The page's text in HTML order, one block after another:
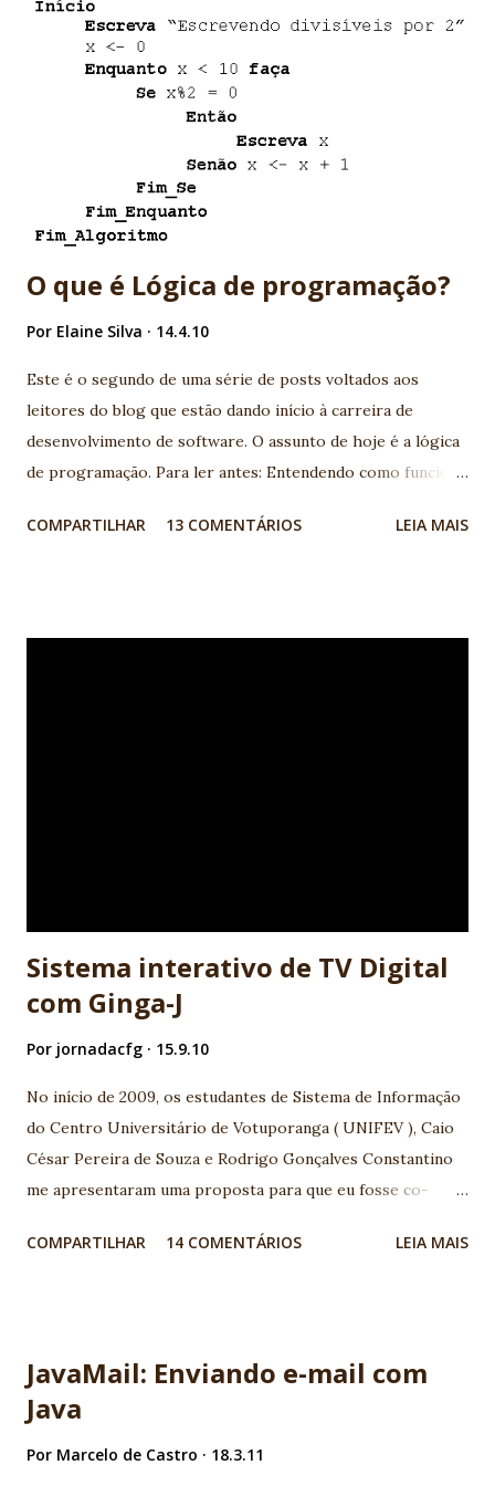
que pode dar longos pulos. Casa perfeitamente com
metodologias ágeis e Sprint. - Erick: o bundão com aquele
escudo. É o cara da auditoria PMI com pós em CMM. Sabe
tudo de logs é expert em TXT. - Sheila: a fulana que tem a
capa que pode sumir. Bem, essa nem precisa de explicação.
Muitos programadores sofrem de síndrome de Sheila. -
Presto: é o mágico que em situações extremas tenta tirar
algo do chapéu, mas nunca funciona. Basicamente é...
O que é Lógica de programação?
Por Elaine Silva 14.4.10
Este é o segundo de uma série de posts voltados aos
leitores do blog que estão dando início à carreira de
desenvolvimento de software. O assunto de hoje é a lógica
de programação. Para ler antes: Entendendo como funciona
programação, lógica, banco de dados A lógica de
atividad...
COMPARTILHAR 13 COMENTÁRIOS LEIA MAIS
Sistema interativo de TV Digital
com Ginga-J
Por jornadacfg 15.9.10
No início de 2009, os estudantes de Sistema de Informação
do Centro Universitário de Votuporanga ( UNIFEV ), Caio
César Pereira de Souza e Rodrigo Gonçalves Constantino
me apresentaram uma proposta para que eu fosse co-
Domingos da Silva , em seu Trabalho de conclusão de curso
realizada em 2006 em Votuporanga-SP. Ficamos muito
entusiasmados com a possibilidade de interatividade na TV
COMPARTILHAR 14 COMENTÁRIOS LEIA MAIS
JavaMail: Enviando e-mail com
Java
Por Marcelo de Castro 18.3.11